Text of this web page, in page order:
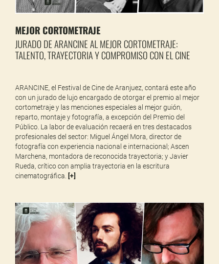
MEJOR CORTOMETRAJE
JURADO DE ARANCINE AL MEJOR CORTOMETRAJE:
TALENTO, TRAYECTORIA Y COMPROMISO CON EL CINE
ARANCINE, el Festival de Cine de Aranjuez, contará este año
con un jurado de lujo encargado de otorgar el premio al mejor
cortometraje y las menciones especiales al mejor guión,
reparto, montaje y fotografía, a excepción del Premio del
Público. La labor de evaluación recaerá en tres destacados
profesionales del sector: Miguel Ángel Mora, director de
fotografía con experiencia nacional e internacional; Ascen
Marchena, montadora de reconocida trayectoria; y Javier
Rueda, crítico con amplia trayectoria en la escritura
cinematográfica.
[+]